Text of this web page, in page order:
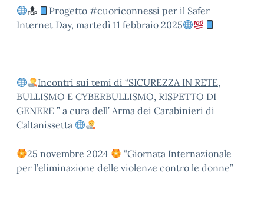
Progetto #cuoriconnessi per il Safer
Internet Day, martedì 11 febbraio 2025
Incontri sui temi di “SICUREZZA IN RETE,
BULLISMO E CYBERBULLISMO, RISPETTO DI
GENERE ” a cura dell’ Arma dei Carabinieri di
Caltanissetta
25 novembre 2024
“Giornata Internazionale
per l’eliminazione delle violenze contro le donne”